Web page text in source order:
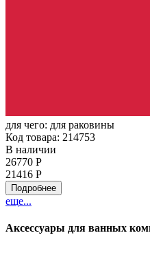
для чего: для раковины
Код товара: 214753
В наличии
26770 Р
21416 Р
Подробнее
еще...
Аксессуары для ванных